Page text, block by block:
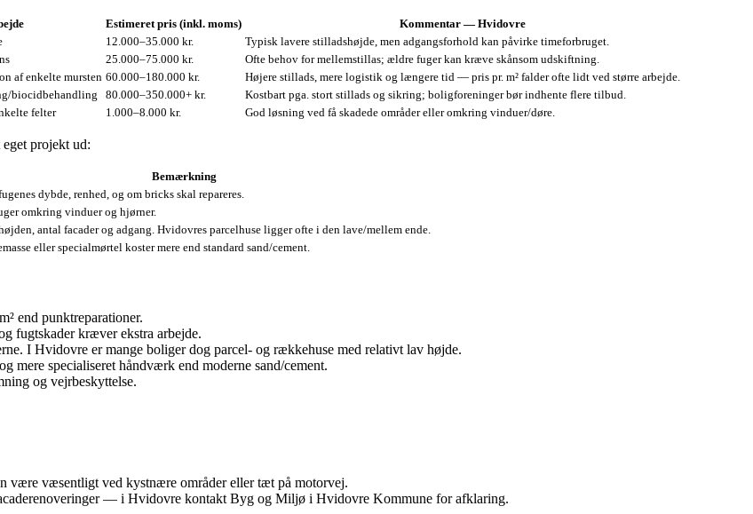
Estimeret pris (inkl. moms)
Kommentar — Hvidovre
12.000–35.000 kr.
Typisk lavere stilladshøjde, men adgangsforhold kan påvirke timeforbruget.
25.000–75.000 kr.
Ofte behov for mellemstillas; ældre fuger kan kræve skånsom udskiftning.
af enkelte mursten 60.000–180.000 kr.
Højere stillads, mere logistik og længere tid — pris pr. m² falder ofte lidt ved større arbejde.
biocidbehandling 80.000–350.000+ kr.
Kostbart pga. stort stillads og sikring; boligforeninger bør indhente flere tilbud.
felter 1.000–8.000 kr. God løsning ved få skadede områder eller omkring vinduer/døre.
projekt ud:
Bemærkning
dybde, renhed, og om bricks skal repareres.
omkring vinduer og hjørner.
antal facader og adgang. Hvidovres parcelhuse ligger ofte i den lave/mellem ende.
eller specialmørtel koster mere end standard sand/cement.
end punktreparationer.
fugtskader kræver ekstra arbejde.
I Hvidovre er mange boliger dog parcel- og rækkehuse med relativt lav højde.
specialiseret håndværk end moderne sand/cement.
og vejrbeskyttelse.
være væsentligt ved kystnære områder eller tæt på motorvej.
— i Hvidovre kontakt Byg og Miljø i Hvidovre Kommune for afklaring.